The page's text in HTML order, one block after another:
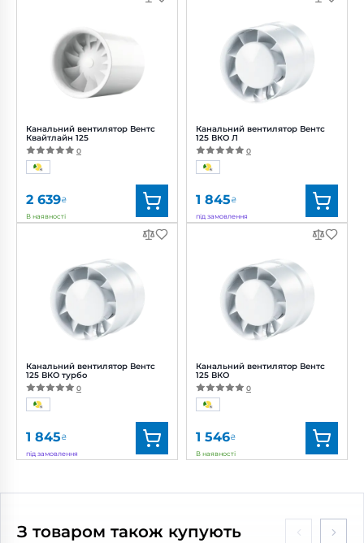
Канальний вентилятор Вентс
Квайтлайн 125
0
2 639₴
В наявності
Вентс
0688295280
Діаметр:
125 мм
Потужність:
Рівень шуму:32 дБ(А)
Канальний вентилятор Вентс
125 ВКО турбо
0
1 845₴
під замовлення
Артикул: 0000217074
Потужність:
24 Вт
Канальний вентилятор Вентс
125 ВКО Л
0
1 845₴
під замовлення
Вентс
0000217069
Діаметр:
125 мм
Потужність:
Рівень
шуму:
Канальний вентилятор Вентс
125 ВКО
0
1 546₴
В наявності
Артикул: 0000217027
125 мм
Потужність:
З товаром також купують